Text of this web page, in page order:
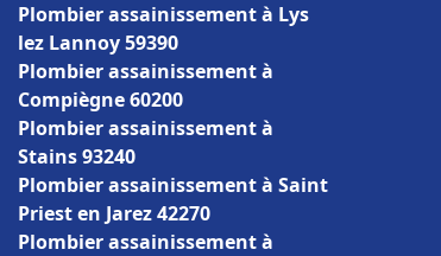
Plombier assainissement à Lys
lez Lannoy 59390
Plombier assainissement à
Compiègne 60200
Plombier assainissement à
Stains 93240
Plombier assainissement à Saint
Priest en Jarez 42270
Plombier assainissement à